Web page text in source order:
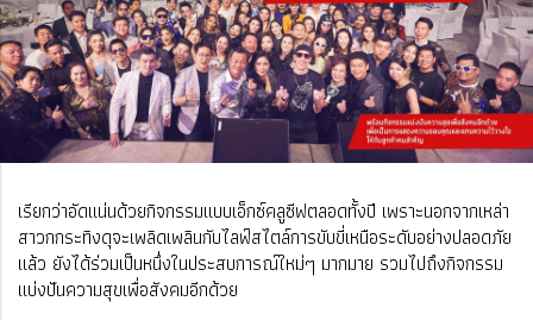
เรียกว่าอัดแน่นด้วยกิจกรรมแบบเอ็กซ์คลูซีฟตลอดทั้งปี เพราะนอกจากเหล่า
สาวกกระทิงดุจะเพลิดเพลินกับไลฟ์สไตล์การขับขี่เหนือระดับอย่างปลอดภัย
แล้ว ยังได้ร่วมเป็นหนึ่งในประสบการณ์ใหม่ๆ มากมาย รวมไปถึงกิจกรรม
แบ่งปันความสุขเพื่อสังคมอีกด้วย